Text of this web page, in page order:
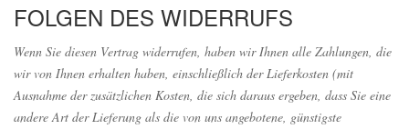
FOLGEN DES WIDERRUFS
Wenn Sie diesen Vertrag widerrufen, haben wir Ihnen alle Zahlungen, die
wir von Ihnen erhalten haben, einschließlich der Lieferkosten (mit
Ausnahme der zusätzlichen Kosten, die sich daraus ergeben, dass Sie eine
andere Art der Lieferung als die von uns angebotene, günstigste